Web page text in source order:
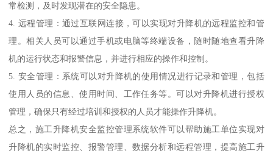
常检测，及时发现潜在的安全隐患。
4. 远程管理：通过互联网连接，可以实现对升降机的远程监控和管
理。相关人员可以通过手机或电脑等终端设备，随时随地查看升降
机的运行状态和报警信息，并进行相应的操作和控制。
5. 安全管理：系统可以对升降机的使用情况进行记录和管理，包括
使用人员的信息、使用时间、工作任务等。可以对升降机进行授权
管理，确保只有经过培训和授权的人员才能操作升降机。
总之，施工升降机安全监控管理系统软件可以帮助施工单位实现对
升降机的实时监控、报警管理、数据分析和远程管理，提高施工升